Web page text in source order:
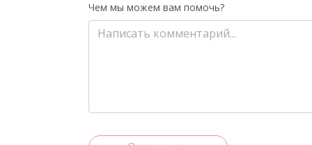
Чем мы можем вам помочь?